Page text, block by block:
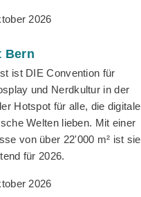
2026
Bern
ist DIE Convention für
und Nerdkultur in der
Hotspot für alle, die digitale
Welten lieben. Mit einer
von über 22'000 m² ist sie
für 2026.
2026